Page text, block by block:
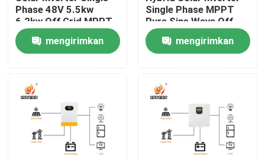
Kontrol Kualitas
Hubungi Kami
Minta Kutipan
Penggerak Frekuensi Variabel VFD
Phase 48V 5.5kw
6.2kw Off Grid MPPT
Pure Sine Wave With
Lithium Battery
Activation
mengirimkan
Single Phase MPPT
Pure Sine Wave Off
Grid Solar Inverter
Fast 10ms Transfer
Time
mengirimkan